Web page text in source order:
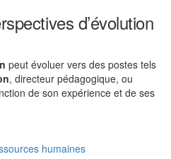
d’évolution
peut évoluer vers des postes tels
, directeur pédagogique, ou
de son expérience et de ses
humaines